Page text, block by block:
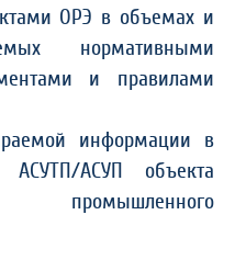
ОРЭ в объемах и
нормативными
и правилами
информации в
АСУТП/АСУП объекта
промышленного